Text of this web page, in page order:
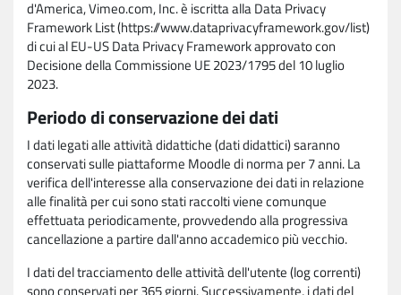
d'America, Vimeo.com, Inc. è iscritta alla Data Privacy
Framework List (https://www.dataprivacyframework.gov/list)
di cui al EU-US Data Privacy Framework approvato con
Decisione della Commissione UE 2023/1795 del 10 luglio
2023.
Periodo di conservazione dei dati
I dati legati alle attività didattiche (dati didattici) saranno
conservati sulle piattaforme Moodle di norma per 7 anni. La
verifica dell'interesse alla conservazione dei dati in relazione
alle finalità per cui sono stati raccolti viene comunque
effettuata periodicamente, provvedendo alla progressiva
cancellazione a partire dall'anno accademico più vecchio.
I dati del tracciamento delle attività dell'utente (log correnti)
sono conservati per 365 giorni. Successivamente, i dati del